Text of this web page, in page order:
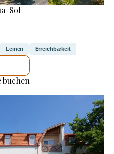
Sol
Leinen Erreichbarkeit
buchen